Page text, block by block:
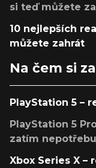
si teď můžete
10 nejlepších
můžete zahrát
Na čem si
PlayStation 5 –
PlayStation 5
zatím
Xbox Series X –